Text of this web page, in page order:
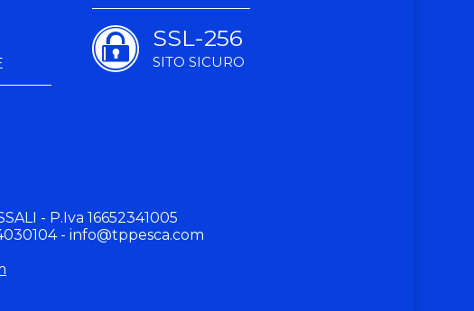
SSL-256
SITO SICURO
- P.Iva 16652341005
- info@tppesca.com